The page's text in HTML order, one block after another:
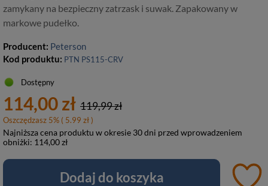
zamykany na bezpieczny zatrzask i suwak. Zapakowany w
markowe pudełko.
Producent: Peterson
Kod produktu: PTN PS115-CRV
Dostępny
114,00 zł 119,99 zł
Oszczędzasz 5% ( 5.99 zł )
Najniższa cena produktu w okresie 30 dni przed wprowadzeniem
obniżki: 114,00 zł
Dodaj do koszyka